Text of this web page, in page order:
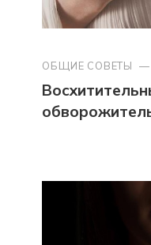
ОБЩИЕ СОВЕТЫ —